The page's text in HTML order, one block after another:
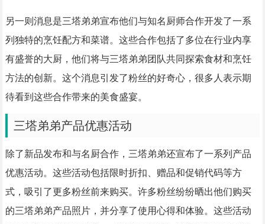
另一则消息是三塔弟弟宣布他们与知名厨师合作开发了一系
列独特的烹饪配方和菜谱。这些合作包括了多位在行业内享
有盛誉的大厨，他们将与三塔弟弟团队共同探索食材和烹饪
方法的创新。这个消息引发了粉丝的好奇心，很多人表示期
待看到这些合作带来的美食盛宴。
三塔弟弟产品优惠活动
除了新品发布和与名厨合作，三塔弟弟还宣布了一系列产品
优惠活动。这些活动包括限时折扣、赠品和促销代码等方
式，吸引了更多粉丝前来购买。许多粉丝纷纷晒出他们购买
的三塔弟弟产品照片，并分享了使用心得和体验。这些活动